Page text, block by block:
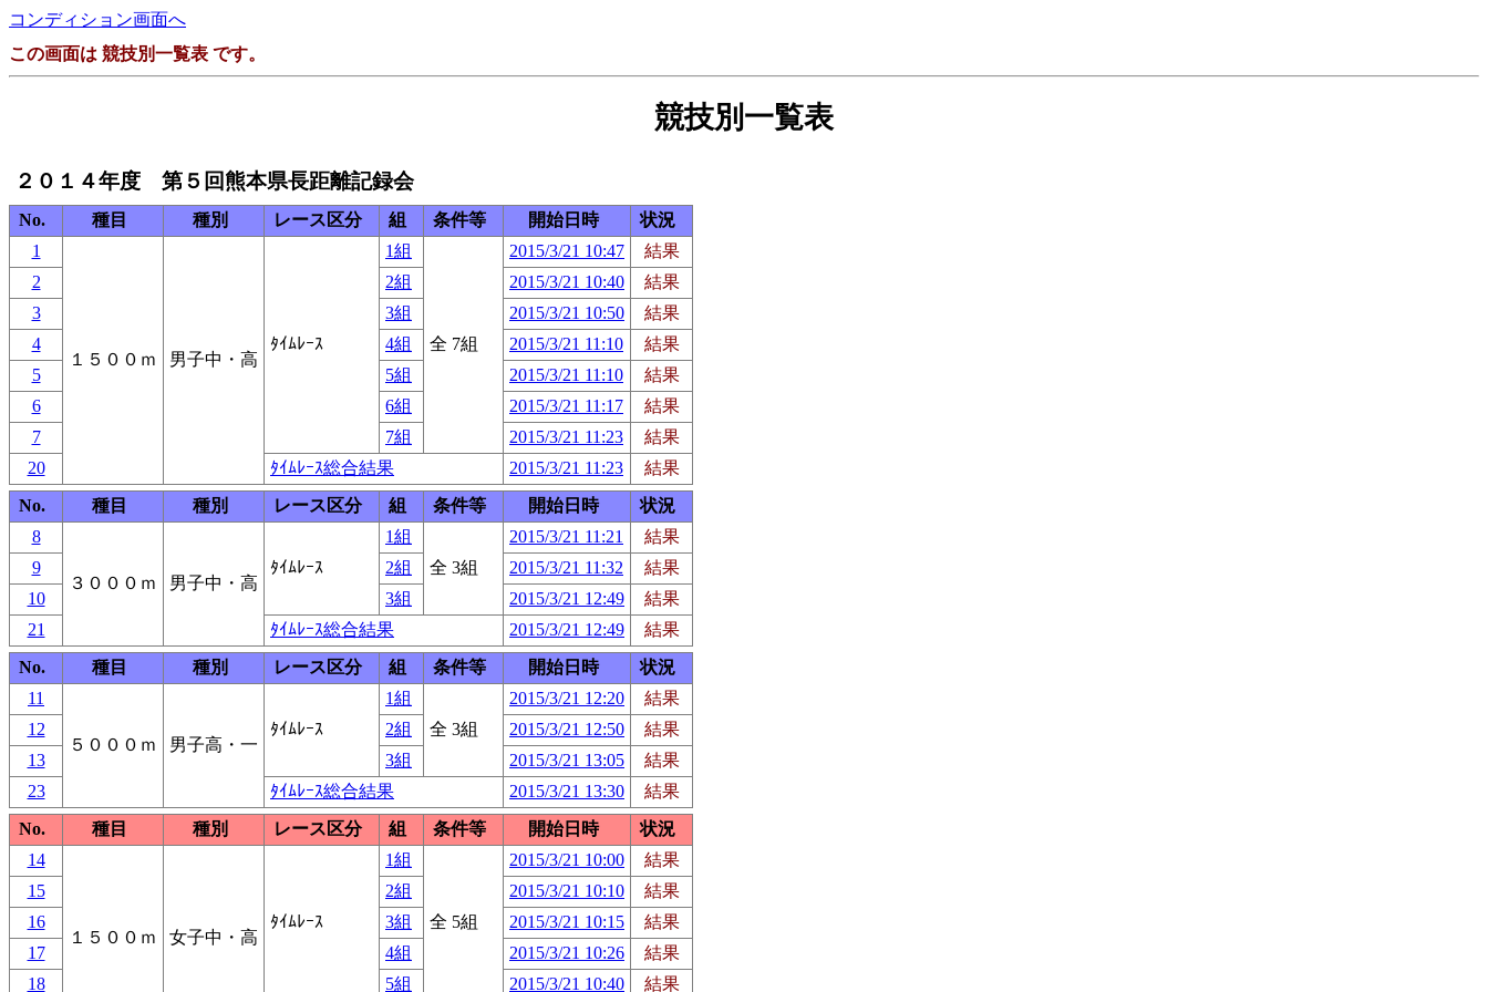
コンディション画面へ
この画面は 競技別一覧表 です。
競技別一覧表
２０１４年度 第５回熊本県長距離記録会
No. 種目 種別 レース区分 組 条件等 開始日時
状況
1
１５００ｍ 男子中・高
ﾀｲﾑﾚｰｽ
1組
全 7組
2015/3/21 10:47
結果
2
2組 2015/3/21 10:40
結果
3
3組 2015/3/21 10:50
結果
4
4組 2015/3/21 11:10
結果
5
5組 2015/3/21 11:10
結果
6
6組 2015/3/21 11:17
結果
7
7組 2015/3/21 11:23
結果
20
ﾀｲﾑﾚｰｽ総合結果 2015/3/21 11:23
結果
No.
種目 種別 レース区分 組 条件等 開始日時
状況
8
３０００ｍ 男子中・高
ﾀｲﾑﾚｰｽ
1組
全 3組
2015/3/21 11:21
結果
9
2組 2015/3/21 11:32
結果
10
3組 2015/3/21 12:49
結果
21
ﾀｲﾑﾚｰｽ総合結果 2015/3/21 12:49
結果
No.
種目 種別 レース区分 組 条件等 開始日時
状況
11
５０００ｍ 男子高・一
ﾀｲﾑﾚｰｽ
1組
全 3組
2015/3/21 12:20
結果
12
2組 2015/3/21 12:50
結果
13
3組 2015/3/21 13:05
結果
23
ﾀｲﾑﾚｰｽ総合結果 2015/3/21 13:30
結果
No.
種目 種別 レース区分 組 条件等 開始日時
状況
14
１５００ｍ 女子中・高
ﾀｲﾑﾚｰｽ
1組
全 5組
2015/3/21 10:00
結果
15
2組 2015/3/21 10:10
結果
16
3組 2015/3/21 10:15
結果
17
4組 2015/3/21 10:26
結果
18
5組 2015/3/21 10:40 結果